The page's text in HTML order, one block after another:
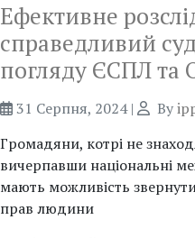
Ефективне
справедливий
погляду ЄСПЛ та
31 Серпня, 2024| By
Громадяни, котрі не
вичерпавши національні
мають можливість
прав людини